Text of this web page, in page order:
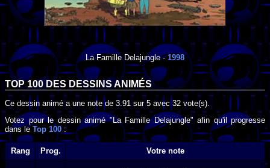
La Famille Delajungle-1998
TOP 100 DES DESSINS ANIMÉS
Ce dessin animé a une note de 3.91 sur 5 avec32 vote(s).
Votez pour le dessin animé "La Famille Delajungle" afin qu'il progresse
dans le Top 100 :
Rang Prog. Votre note